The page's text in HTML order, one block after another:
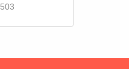
503